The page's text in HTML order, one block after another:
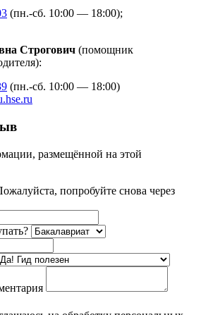
(пн.-сб. 10:00 — 18:00);
Строгович (помощник
(пн.-сб. 10:00 — 18:00)
размещённой на этой
попробуйте снова через